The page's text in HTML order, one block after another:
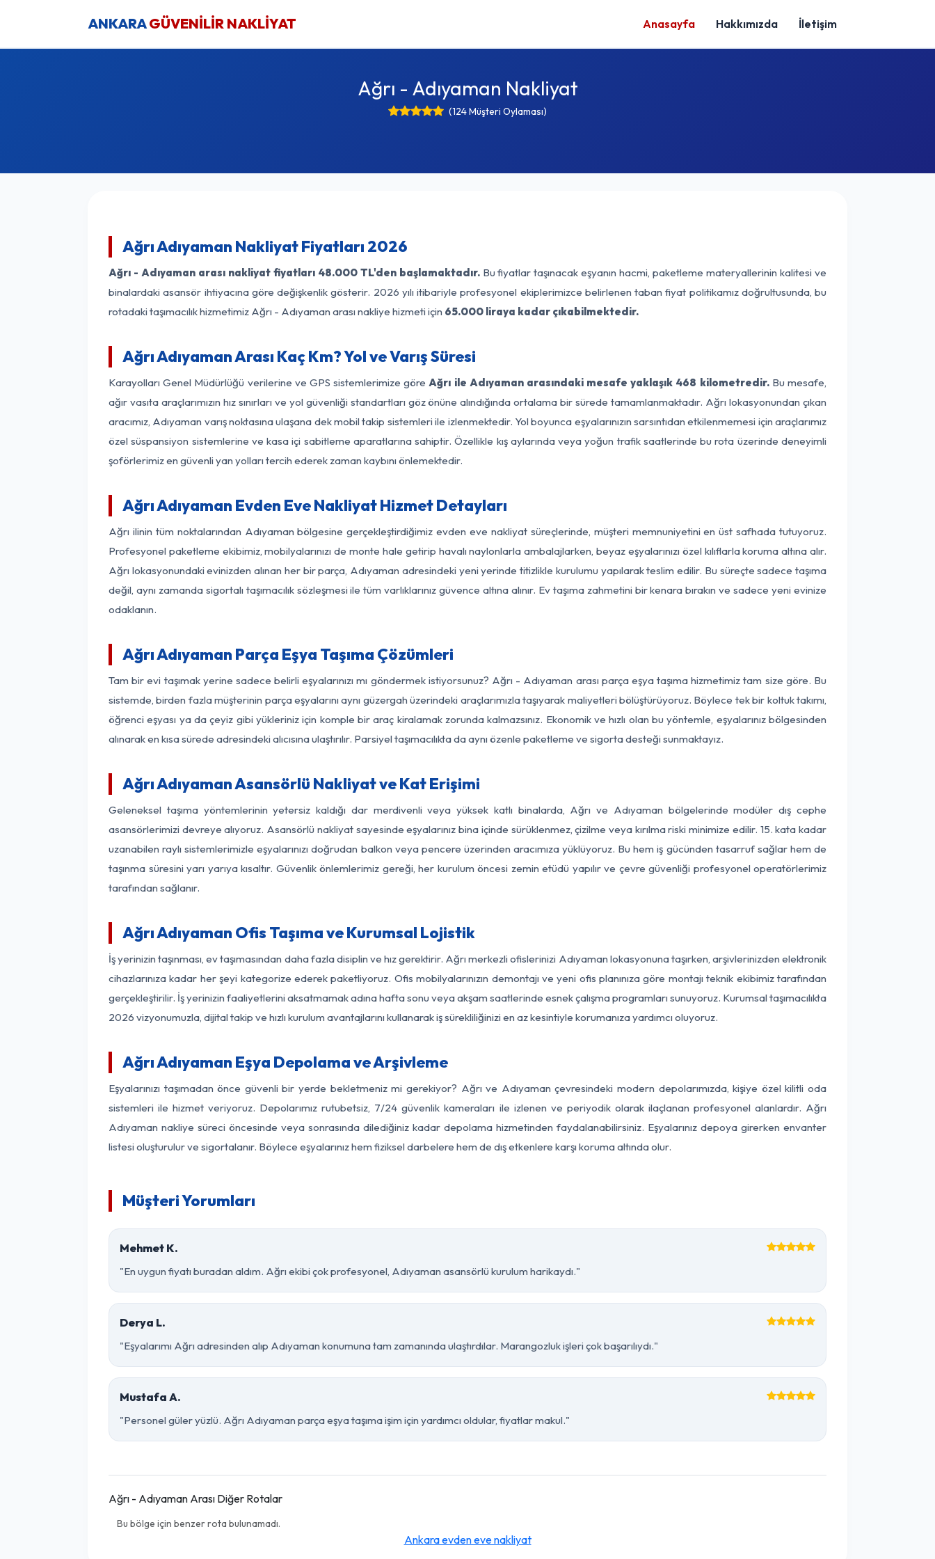
ANKARAGÜVENİLİR NAKLİYAT Anasayfa Hakkımızda İletişim
Ağrı - Adıyaman Nakliyat
(124 Müşteri Oylaması)
Ağrı Adıyaman Nakliyat Fiyatları 2026
Ağrı - Adıyaman arası nakliyat fiyatları 48.000 TL'den başlamaktadır.Bu fiyatlar taşınacak eşyanın hacmi, paketleme materyallerinin kalitesi ve
binalardaki asansör ihtiyacına göre değişkenlik gösterir. 2026 yılı itibariyle profesyonel ekiplerimizce belirlenen taban fiyat politikamız doğrultusunda, bu
rotadaki taşımacılık hizmetimiz Ağrı - Adıyaman arası nakliye hizmeti için 65.000 liraya kadar çıkabilmektedir.
Ağrı Adıyaman Arası Kaç Km? Yol ve Varış Süresi
Karayolları Genel Müdürlüğü verilerine ve GPS sistemlerimize göreAğrı ile Adıyaman arasındaki mesafe yaklaşık 468 kilometredir.Bu mesafe,
ağır vasıta araçlarımızın hız sınırları ve yol güvenliği standartları göz önüne alındığında ortalama bir sürede tamamlanmaktadır. Ağrı lokasyonundan çıkan
aracımız, Adıyaman varış noktasına ulaşana dek mobil takip sistemleri ile izlenmektedir. Yol boyunca eşyalarınızın sarsıntıdan etkilenmemesi için araçlarımız
özel süspansiyon sistemlerine ve kasa içi sabitleme aparatlarına sahiptir. Özellikle kış aylarında veya yoğun trafik saatlerinde bu rota üzerinde deneyimli
şoförlerimiz en güvenli yan yolları tercih ederek zaman kaybını önlemektedir.
Ağrı Adıyaman Evden Eve Nakliyat Hizmet Detayları
Ağrı ilinin tüm noktalarından Adıyaman bölgesine gerçekleştirdiğimiz evden eve nakliyat süreçlerinde, müşteri memnuniyetini en üst safhada tutuyoruz.
Profesyonel paketleme ekibimiz, mobilyalarınızı de monte hale getirip havalı naylonlarla ambalajlarken, beyaz eşyalarınızı özel kılıflarla koruma altına alır.
Ağrı lokasyonundaki evinizden alınan her bir parça, Adıyaman adresindeki yeni yerinde titizlikle kurulumu yapılarak teslim edilir. Bu süreçte sadece taşıma
değil, aynı zamanda sigortalı taşımacılık sözleşmesi ile tüm varlıklarınız güvence altına alınır. Ev taşıma zahmetini bir kenara bırakın ve sadece yeni evinize
odaklanın.
Ağrı Adıyaman Parça Eşya Taşıma Çözümleri
Tam bir evi taşımak yerine sadece belirli eşyalarınızı mı göndermek istiyorsunuz? Ağrı - Adıyaman arası parça eşya taşıma hizmetimiz tam size göre. Bu
sistemde, birden fazla müşterinin parça eşyalarını aynı güzergah üzerindeki araçlarımızla taşıyarak maliyetleri bölüştürüyoruz. Böylece tek bir koltuk takımı,
öğrenci eşyası ya da çeyiz gibi yükleriniz için komple bir araç kiralamak zorunda kalmazsınız. Ekonomik ve hızlı olan bu yöntemle, eşyalarınız bölgesinden
alınarak en kısa sürede adresindeki alıcısına ulaştırılır. Parsiyel taşımacılıkta da aynı özenle paketleme ve sigorta desteği sunmaktayız.
Ağrı Adıyaman Asansörlü Nakliyat ve Kat Erişimi
Geleneksel taşıma yöntemlerinin yetersiz kaldığı dar merdivenli veya yüksek katlı binalarda, Ağrı ve Adıyaman bölgelerinde modüler dış cephe
asansörlerimizi devreye alıyoruz. Asansörlü nakliyat sayesinde eşyalarınız bina içinde sürüklenmez, çizilme veya kırılma riski minimize edilir. 15. kata kadar
uzanabilen raylı sistemlerimizle eşyalarınızı doğrudan balkon veya pencere üzerinden aracımıza yüklüyoruz. Bu hem iş gücünden tasarruf sağlar hem de
taşınma süresini yarı yarıya kısaltır. Güvenlik önlemlerimiz gereği, her kurulum öncesi zemin etüdü yapılır ve çevre güvenliği profesyonel operatörlerimiz
tarafından sağlanır.
Ağrı Adıyaman Ofis Taşıma ve Kurumsal Lojistik
İş yerinizin taşınması, ev taşımasından daha fazla disiplin ve hız gerektirir. Ağrı merkezli ofislerinizi Adıyaman lokasyonuna taşırken, arşivlerinizden elektronik
cihazlarınıza kadar her şeyi kategorize ederek paketliyoruz. Ofis mobilyalarınızın demontajı ve yeni ofis planınıza göre montajı teknik ekibimiz tarafından
gerçekleştirilir. İş yerinizin faaliyetlerini aksatmamak adına hafta sonu veya akşam saatlerinde esnek çalışma programları sunuyoruz. Kurumsal taşımacılıkta
2026 vizyonumuzla, dijital takip ve hızlı kurulum avantajlarını kullanarak iş sürekliliğinizi en az kesintiyle korumanıza yardımcı oluyoruz.
Ağrı Adıyaman Eşya Depolama ve Arşivleme
Eşyalarınızı taşımadan önce güvenli bir yerde bekletmeniz mi gerekiyor? Ağrı ve Adıyaman çevresindeki modern depolarımızda, kişiye özel kilitli oda
sistemleri ile hizmet veriyoruz. Depolarımız rutubetsiz, 7/24 güvenlik kameraları ile izlenen ve periyodik olarak ilaçlanan profesyonel alanlardır. Ağrı
Adıyaman nakliye süreci öncesinde veya sonrasında dilediğiniz kadar depolama hizmetinden faydalanabilirsiniz. Eşyalarınız depoya girerken envanter
listesi oluşturulur ve sigortalanır. Böylece eşyalarınız hem fiziksel darbelere hem de dış etkenlere karşı koruma altında olur.
Müşteri Yorumları
Mehmet K.
"En uygun fiyatı buradan aldım. Ağrı ekibi çok profesyonel, Adıyaman asansörlü kurulum harikaydı."
Derya L.
"Eşyalarımı Ağrı adresinden alıp Adıyaman konumuna tam zamanında ulaştırdılar. Marangozluk işleri çok başarılıydı."
Mustafa A.
"Personel güler yüzlü. Ağrı Adıyaman parça eşya taşıma işim için yardımcı oldular, fiyatlar makul."
Ağrı - Adıyaman Arası Diğer Rotalar
Bu bölge için benzer rota bulunamadı.
Ankara evden eve nakliyat